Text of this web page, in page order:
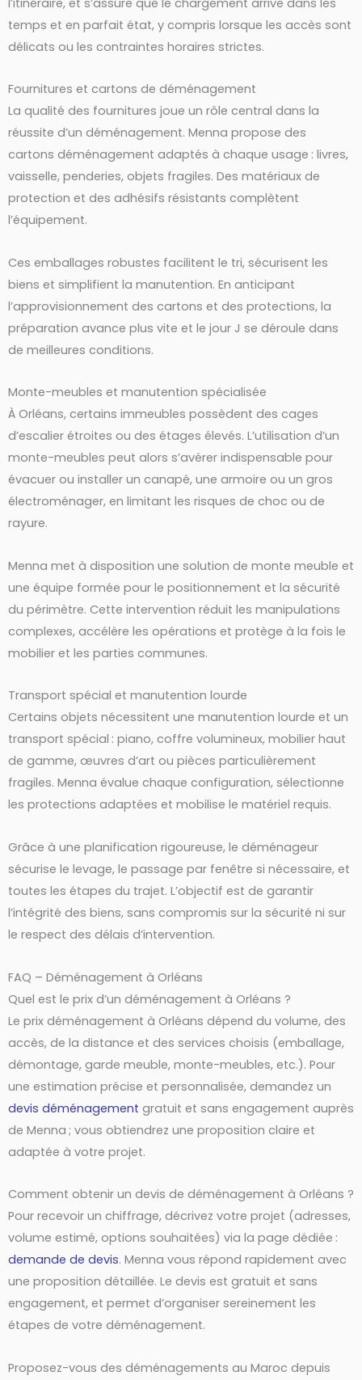
temps et en parfait état, y compris lorsque les accès sont
délicats ou les contraintes horaires strictes.
Fournitures et cartons de déménagement
La qualité des fournitures joue un rôle central dans la
réussite d’un déménagement. Menna propose des
cartons déménagement adaptés à chaque usage : livres,
vaisselle, penderies, objets fragiles. Des matériaux de
protection et des adhésifs résistants complètent
l’équipement.
Ces emballages robustes facilitent le tri, sécurisent les
biens et simplifient la manutention. En anticipant
l’approvisionnement des cartons et des protections, la
préparation avance plus vite et le jour J se déroule dans
de meilleures conditions.
Monte-meubles et manutention spécialisée
À Orléans, certains immeubles possèdent des cages
d’escalier étroites ou des étages élevés. L’utilisation d’un
monte-meubles peut alors s’avérer indispensable pour
évacuer ou installer un canapé, une armoire ou un gros
électroménager, en limitant les risques de choc ou de
rayure.
Menna met à disposition une solution de monte meuble et
une équipe formée pour le positionnement et la sécurité
du périmètre. Cette intervention réduit les manipulations
complexes, accélère les opérations et protège à la fois le
mobilier et les parties communes.
Transport spécial et manutention lourde
Certains objets nécessitent une manutention lourde et un
transport spécial : piano, coffre volumineux, mobilier haut
de gamme, œuvres d’art ou pièces particulièrement
fragiles. Menna évalue chaque configuration, sélectionne
les protections adaptées et mobilise le matériel requis.
Grâce à une planification rigoureuse, le déménageur
sécurise le levage, le passage par fenêtre si nécessaire, et
toutes les étapes du trajet. L’objectif est de garantir
l’intégrité des biens, sans compromis sur la sécurité ni sur
le respect des délais d’intervention.
FAQ – Déménagement à Orléans
Quel est le prix d’un déménagement à Orléans ?
Le prix déménagement à Orléans dépend du volume, des
accès, de la distance et des services choisis (emballage,
démontage, garde meuble, monte-meubles, etc.). Pour
une estimation précise et personnalisée, demandez un
devis déménagement gratuit et sans engagement auprès
de Menna ; vous obtiendrez une proposition claire et
adaptée à votre projet.
Comment obtenir un devis de déménagement à Orléans ?
Pour recevoir un chiffrage, décrivez votre projet (adresses,
volume estimé, options souhaitées) via la page dédiée :
demande de devis. Menna vous répond rapidement avec
une proposition détaillée. Le devis est gratuit et sans
engagement, et permet d’organiser sereinement les
étapes de votre déménagement.
Proposez-vous des déménagements au Maroc depuis